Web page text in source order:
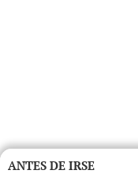
ANTES DE IRSE